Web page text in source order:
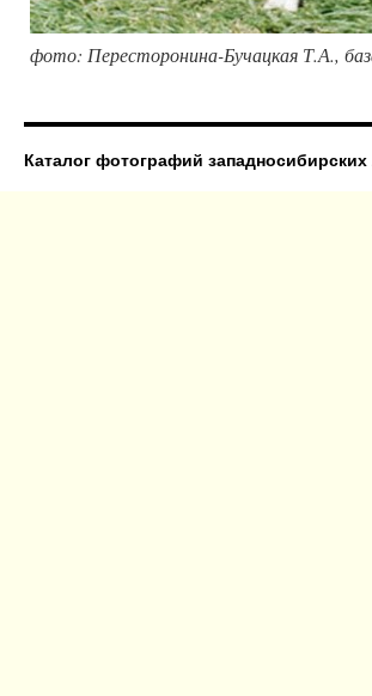
фото: Пересторонина-Бучацкая Т.А.,
Каталог фотографий западносибирских